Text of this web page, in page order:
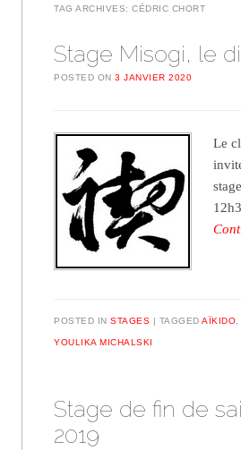
TAG ARCHIVES:CÉDRIC CHORT
Stage Misogi, le
POSTED ON3 JANVIER 2020
Le
POSTED INSTAGES TAGGEDAÏKIDO
YOULIKA MICHALSKI
Stage de fin de
2019